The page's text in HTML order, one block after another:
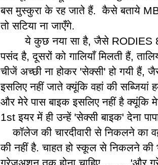
बस मुस्कुरा के रह जाते हैं. कैसे बताये
तो सटिया ना जाएँगे.
ये कुछ नया सा है, जैसे RODIES
पसंद है, दूसरों को गालियाँ मिलती हैं,
चीजें अच्छी ना होकर 'सेक्सी' हो गयी हैं,
इसलिए नहीं जाते क्यूंकि वहां की सब्जियां
और मेरे पास बाइक इसलिए नहीं है क्यूंकि
1st इयर में ही उन्हें 'सेक्सी बाइक' देना
कॉलेज की चारदीवारी से निकलने का
की नहीं है. चाहत हो स्कूल से निकलने की